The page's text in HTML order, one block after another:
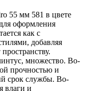
55 мм 581 в цвете
оформления
как с
добавляя
множество. Во-
прочностью и
срок службы. Во-
влаги и